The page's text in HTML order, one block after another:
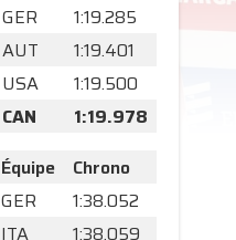
GER
1:19.285
AUT
1:19.401
USA
1:19.500
CAN
1:19.978
Équipe
Chrono
GER
1:38.052
ITA
1:38.059